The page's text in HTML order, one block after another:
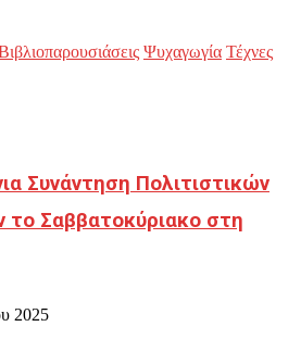
Ψυχαγωγία Τέχνες
Συνάντηση Πολιτιστικών
το Σαββατοκύριακο στη
2025